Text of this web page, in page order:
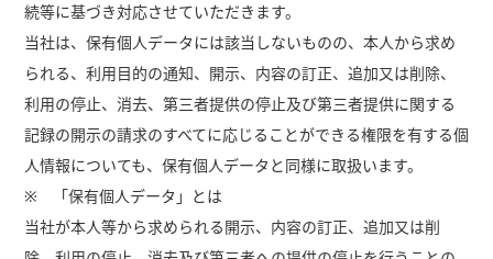
続等に基づき対応させていただきます。
当社は、保有個人データには該当しないものの、本人から求め
られる、利用目的の通知、開示、内容の訂正、追加又は削除、
利用の停止、消去、第三者提供の停止及び第三者提供に関する
記録の開示の請求のすべてに応じることができる権限を有する個
人情報についても、保有個人データと同様に取扱います。
※ 「保有個人データ」とは
当社が本人等から求められる開示、内容の訂正、追加又は削